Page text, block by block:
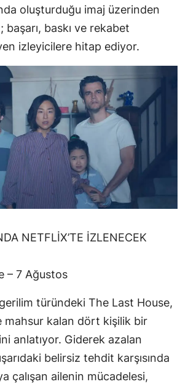
oluşturduğu imaj üzerinden
başarı, baskı ve rekabet
izleyicilere hitap ediyor.
NETFLİX’TE İZLENECEK
– 7 Ağustos
türündeki The Last House,
mahsur kalan dört kişilik bir
anlatıyor. Giderek azalan
belirsiz tehdit karşısında
çalışan ailenin mücadelesi,